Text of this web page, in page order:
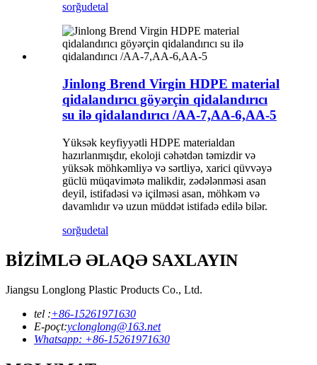
sorğudetal
Jinlong Brend Virgin HDPE material
qidalandırıcı göyərçin qidalandırıcı
su ilə qidalandırıcı /AA-7,AA-6,AA-5
Yüksək keyfiyyətli HDPE materialdan
hazırlanmışdır, ekoloji cəhətdən təmizdir və
yüksək möhkəmliyə və sərtliyə, xarici qüvvəyə
güclü müqavimətə malikdir, zədələnməsi asan
deyil, istifadəsi və içilməsi asan, möhkəm və
davamlıdır və uzun müddət istifadə edilə bilər.
sorğudetal
BİZİMLƏ ƏLAQƏ SAXLAYIN
Jiangsu Longlong Plastic Products Co., Ltd.
tel :+86-15261971630
E-poçt:yclonglong@163.net
Whatsapp: +86-15261971630